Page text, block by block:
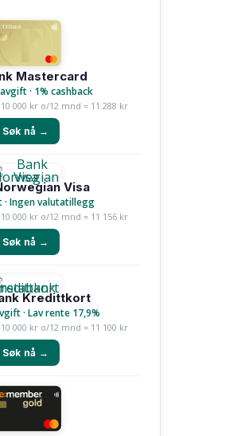
Mastercard
· 1% cashback
000 kr o/12 mnd = 11 288 kr
Søk nå →
Visa
Ingen valutatillegg
000 kr o/12 mnd = 11 156 kr
Søk nå →
Kredittkort
· Lav rente 17,9%
000 kr o/12 mnd = 11 100 kr
Søk nå →